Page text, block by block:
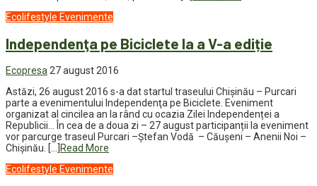
Ecolifestyle Evenimente
Independenţa pe Biciclete la a V-a ediție
Ecopresa 27 august 2016
Astăzi, 26 august 2016 s-a dat startul traseului Chişinău – Purcari
parte a evenimentului Independenţa pe Biciclete. Eveniment
organizat al cincilea an la rând cu ocazia Zilei Independenței a
Republicii… În cea de a doua zi – 27 august participanții la eveniment
vor parcurge traseul Purcari –Ștefan Vodă – Căușeni – Anenii Noi –
Chişinău. […]
Read More
Ecolifestyle Evenimente